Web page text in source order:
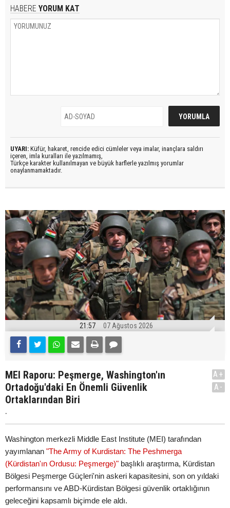
HABERE YORUM KAT
UYARI: Küfür, hakaret, rencide edici cümleler veya imalar, inançlara saldırı
içeren, imla kuralları ile yazılmamış,
Türkçe karakter kullanılmayan ve büyük harflerle yazılmış yorumlar
onaylanmamaktadır.
21:57 07 Ağustos 2026
MEI Raporu: Peşmerge, Washington'ın
Ortadoğu'daki En Önemli Güvenlik
Ortaklarından Biri
.
A+
A-
Washington merkezli Middle East Institute (MEI) tarafından
yayımlanan "The Army of Kurdistan: The Peshmerga
(Kürdistan'ın Ordusu: Peşmerge)" başlıklı araştırma, Kürdistan
Bölgesi Peşmerge Güçleri'nin askeri kapasitesini, son on yıldaki
performansını ve ABD-Kürdistan Bölgesi güvenlik ortaklığının
geleceğini kapsamlı biçimde ele aldı.